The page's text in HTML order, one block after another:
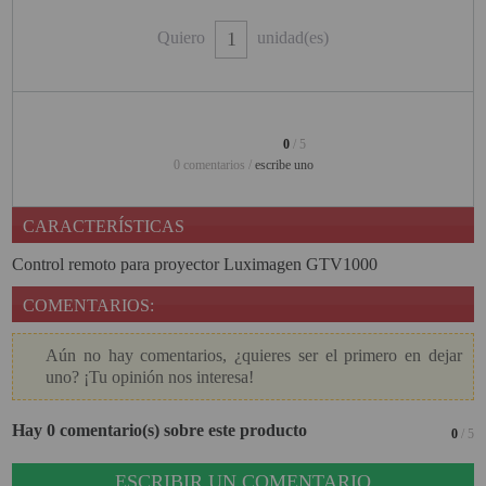
PINBALL VIRTUAL
PROYECTOR CON WIFI
PROYECTOR DE LED
PROYECTOR DE TIRO
ULTRA CORTO
PROYECTOR PARA CINE EN
CASA
PROYECTOR PARA
EDUCACION
Quiero unidad(es)
0 / 5
0 comentarios / escribe uno
CARACTERÍSTICAS
Control remoto para proyector Luximagen GTV1000
COMENTARIOS:
Aún no hay comentarios, ¿quieres ser el primero en dejar
uno? ¡Tu opinión nos interesa!
Hay 0 comentario(s) sobre este producto 0/ 5
ESCRIBIR UN COMENTARIO